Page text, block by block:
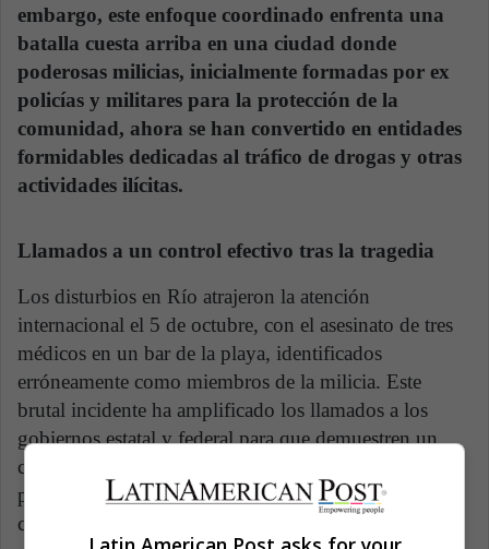
embargo, este enfoque coordinado enfrenta una
batalla cuesta arriba en una ciudad donde
poderosas milicias, inicialmente formadas por ex
policías y militares para la protección de la
comunidad, ahora se han convertido en entidades
formidables dedicadas al tráfico de drogas y otras
actividades ilícitas.
Llamados a un control efectivo tras la tragedia
Los disturbios en Río atrajeron la atención
internacional el 5 de octubre, con el asesinato de tres
médicos en un bar de la playa, identificados
erróneamente como miembros de la milicia. Este
brutal incidente ha amplificado los llamados a los
gobiernos estatal y federal para que demuestren un
control efectivo y formulen una estrategia coherente
para garantizar la seguridad pública en una de las
ciudades más emblemáticas de Brasil.